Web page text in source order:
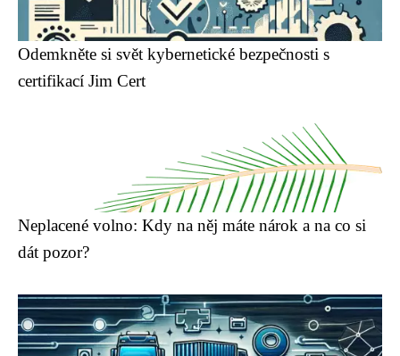
Odemkněte si svět kybernetické bezpečnosti s
certifikací Jim Cert
Neplacené volno: Kdy na něj máte nárok a na co si
dát pozor?